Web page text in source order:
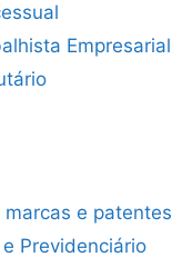
Empresarial
marcas e patentes
Previdenciário